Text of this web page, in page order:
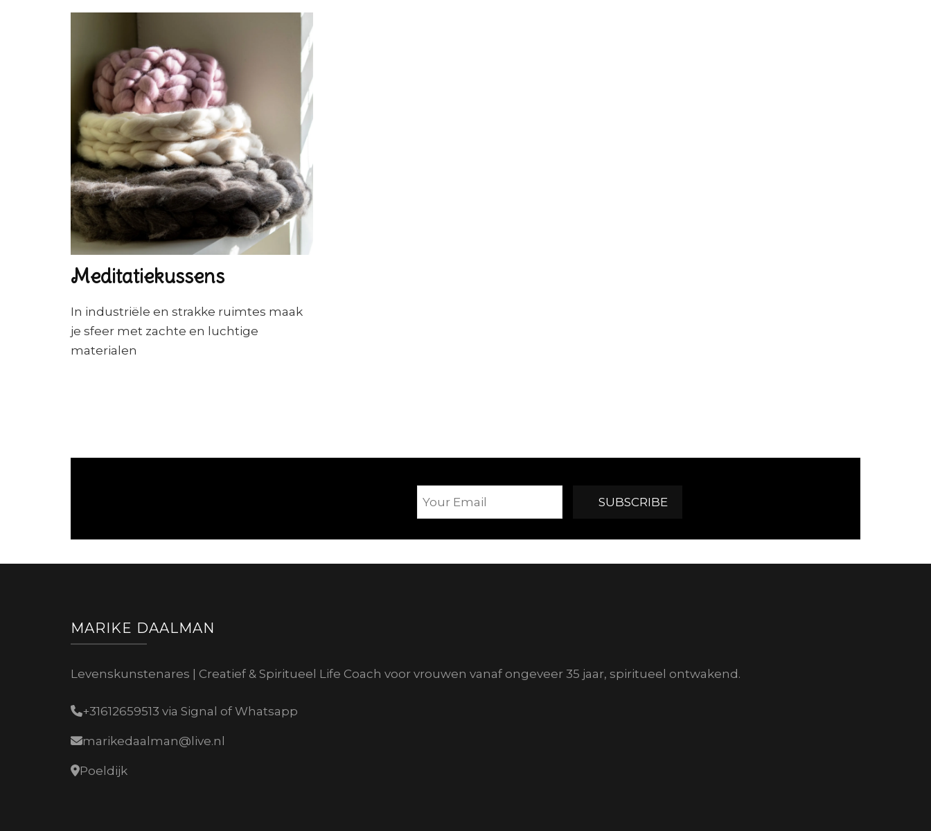
Meditatiekussens
In industriële en strakke ruimtes maak
je sfeer met zachte en luchtige
materialen
MARIKE DAALMAN
Levenskunstenares | Creatief & Spiritueel Life Coach voor vrouwen vanaf ongeveer 35 jaar, spiritueel ontwakend.
+31612659513 via Signal of Whatsapp
marikedaalman@live.nl
Poeldijk